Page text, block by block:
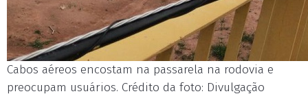
Cabos aéreos encostam na passarela na rodovia e
preocupam usuários. Crédito da foto: Divulgação